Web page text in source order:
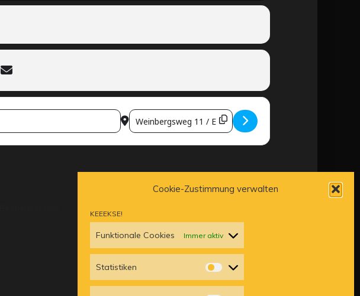
Cookie-Zustimmung verwalten
KEEEKSE!
Funktionale Cookies Immer aktiv
Statistiken STATISTIKEN
DESTINATION ADDRESS - PRIVATFEIER [JZOMCKSJE]